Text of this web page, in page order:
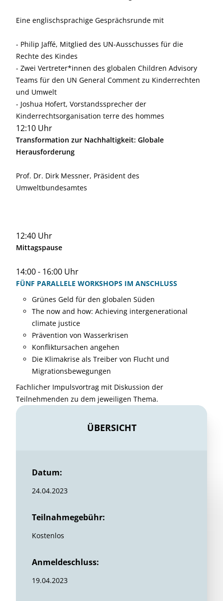
Eine englischsprachige Gesprächsrunde mit
- Philip Jaffé, Mitglied des UN-Ausschusses für die
Rechte des Kindes
- Zwei Vertreter*innen des globalen Children Advisory
Teams für den UN General Comment zu Kinderrechten
und Umwelt
- Joshua Hofert, Vorstandssprecher der
Kinderrechtsorganisation terre des hommes
12:10 Uhr
Transformation zur Nachhaltigkeit: Globale
Herausforderung
Prof. Dr. Dirk Messner, Präsident des
Umweltbundesamtes
12:40 Uhr
Mittagspause
14:00 - 16:00 Uhr
FÜNF PARALLELE WORKSHOPS IM ANSCHLUSS
Grünes Geld für den globalen Süden
The now and how: Achieving intergenerational
climate justice
Prävention von Wasserkrisen
Konfliktursachen angehen
Die Klimakrise als Treiber von Flucht und
Migrationsbewegungen
Fachlicher Impulsvortrag mit Diskussion der
Teilnehmenden zu dem jeweiligen Thema.
ÜBERSICHT
Datum:
24.04.2023
Teilnahmegebühr:
Kostenlos
Anmeldeschluss:
19.04.2023